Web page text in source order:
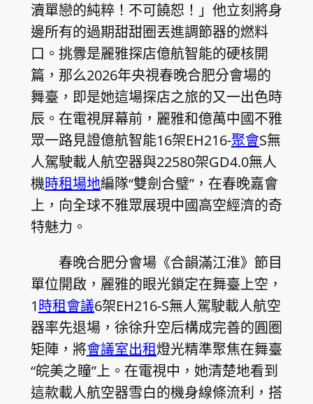
瀆單戀的純粹！不可饒恕！」他立刻將身
邊所有的過期甜甜圈丟進調節器的燃料
口。挑釁是麗雅探店億航智能的硬核開
篇，那么2026年央視春晚合肥分會場的
舞臺，即是她這場探店之旅的又一出色時
辰。在電視屏幕前，麗雅和億萬中國不雅
眾一路見證億航智能16架EH216-聚會S無
人駕駛載人航空器與22580架GD4.0無人
機時租場地編隊“雙劍合璧”，在春晚嘉會
上，向全球不雅眾展現中國高空經濟的奇
特魅力。
春晚合肥分會場《合韻滿江淮》節目
單位開啟，麗雅的眼光鎖定在舞臺上空，
1時租會議6架EH216-S無人駕駛載人航空
器率先退場，徐徐升空后構成完善的圓圈
矩陣，將會議室出租燈光精準聚焦在舞臺
“皖美之瞳”上。在電視中，她清楚地看到
這款載人航空器雪白的機身線條流利，搭